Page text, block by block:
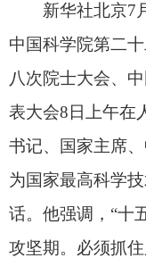
引领中国式现代化。
李强主持大会，
出席大会，丁薛祥宣